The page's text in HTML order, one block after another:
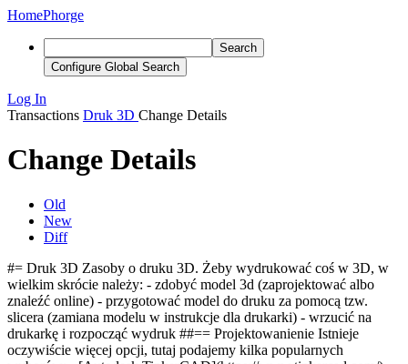
HomePhorge
Search
Configure Global Search
Log In
Transactions Druk 3D Change Details
Change Details
Old
New
Diff
#= Druk 3D Zasoby o druku 3D. Żeby wydrukować coś w 3D, w
wielkim skrócie należy: - zdobyć model 3d (zaprojektować albo
znaleźć online) - przygotować model do druku za pomocą tzw.
slicera (zamiana modelu w instrukcje dla drukarki) - wrzucić na
drukarkę i rozpocząć wydruk ##== Projektowanienie Istnieje
oczywiście więcej opcji, tutaj podajemy kilka popularnych